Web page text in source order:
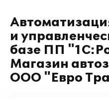
и
базе ПП
Магазин
ООО "Евро